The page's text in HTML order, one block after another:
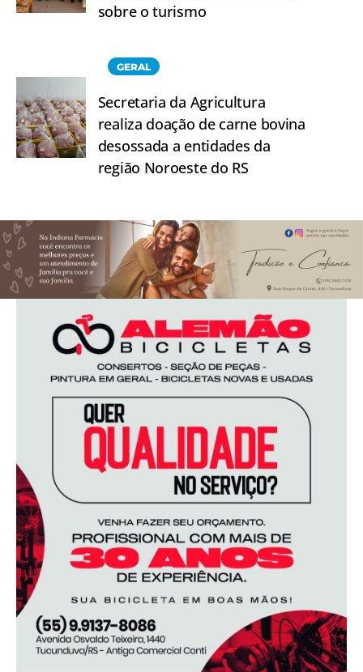
sobre o turismo
GERAL
Secretaria da Agricultura
realiza doação de carne bovina
desossada a entidades da
região Noroeste do RS